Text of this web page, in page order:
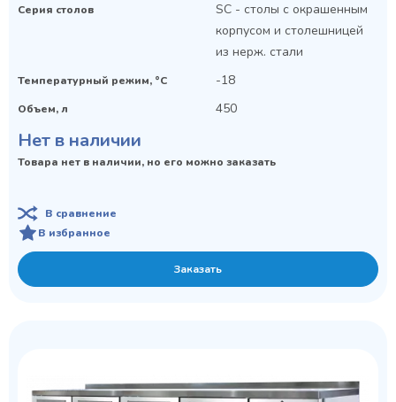
Серия столов
SC - столы с окрашенным
корпусом и столешницей
из нерж. стали
Температурный режим, °C -18
Объем, л 450
Нет в наличии
Товара нет в наличии, но его можно заказать
В сравнение
В избранное
Заказать